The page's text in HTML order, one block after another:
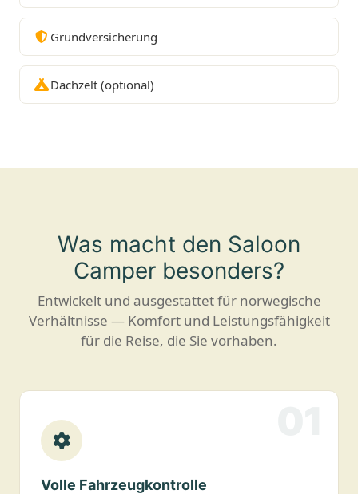
Grundversicherung
Dachzelt (optional)
Was macht den Saloon
Camper besonders?
Entwickelt und ausgestattet für norwegische
Verhältnisse — Komfort und Leistungsfähigkeit
für die Reise, die Sie vorhaben.
Volle Fahrzeugkontrolle